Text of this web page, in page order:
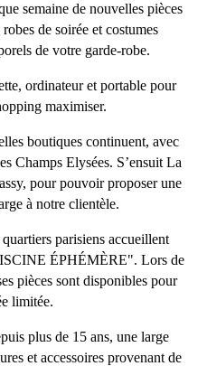
semaine de nouvelles pièces
de soirée et costumes
de votre garde-robe.
ordinateur et portable pour
maximiser.
boutiques continuent, avec
Champs Elysées. S’ensuit La
pour pouvoir proposer une
à notre clientèle.
parisiens accueillent
ÉPHÉMÈRE". Lors de
pièces sont disponibles pour
limitée.
plus de 15 ans, une large
et accessoires provenant de